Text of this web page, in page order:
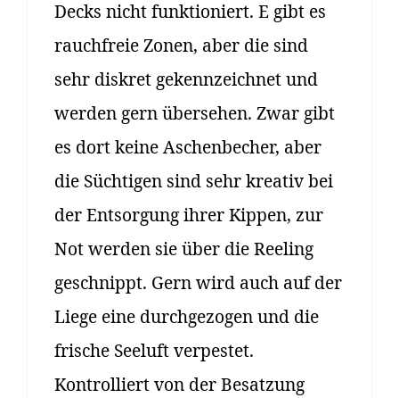
Decks nicht funktioniert. E gibt es
rauchfreie Zonen, aber die sind
sehr diskret gekennzeichnet und
werden gern übersehen. Zwar gibt
es dort keine Aschenbecher, aber
die Süchtigen sind sehr kreativ bei
der Entsorgung ihrer Kippen, zur
Not werden sie über die Reeling
geschnippt. Gern wird auch auf der
Liege eine durchgezogen und die
frische Seeluft verpestet.
Kontrolliert von der Besatzung